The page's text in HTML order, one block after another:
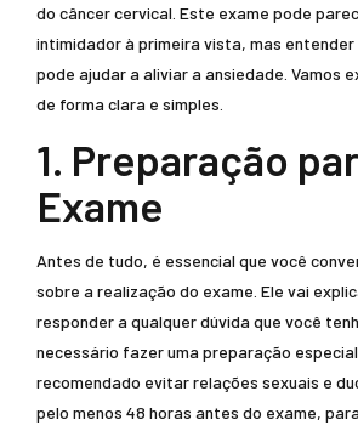
do câncer cervical. Este exame pode
intimidador à primeira vista, mas
pode ajudar a aliviar a ansiedade. Vamos
de forma clara e simples.
1. Preparação
Exame
Antes de tudo, é essencial que você
sobre a realização do exame. Ele vai
responder a qualquer dúvida que você
necessário fazer uma preparação
recomendado evitar relações sexuais e
pelo menos 48 horas antes do exame,